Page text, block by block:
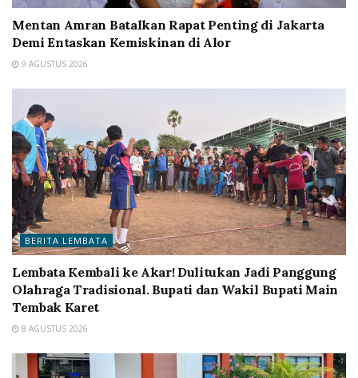
Mentan Amran Batalkan Rapat Penting di Jakarta
Demi Entaskan Kemiskinan di Alor
9 AGUSTUS 2026
BERITA LEMBATA
Lembata Kembali ke Akar! Dulitukan Jadi Panggung
Olahraga Tradisional. Bupati dan Wakil Bupati Main
Tembak Karet
8 AGUSTUS 2026